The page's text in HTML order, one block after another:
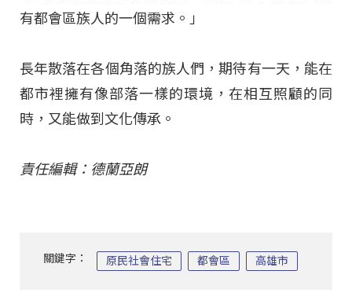
有都會區族人的一個需求。」
長年散落在各個角落的族人們，期待有一天，能在
都市裡擁有像部落一樣的環境，在相互照顧的同
時，又能做到文化傳承。
責任編輯：德蘭亞朗
關鍵字： 原民社會住宅 都會區 高雄市